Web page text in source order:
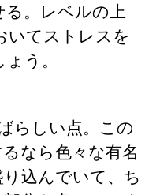
。レベルの上
いてストレスを
う。
らしい点。この
なら色々な有名
込んでいて、ち